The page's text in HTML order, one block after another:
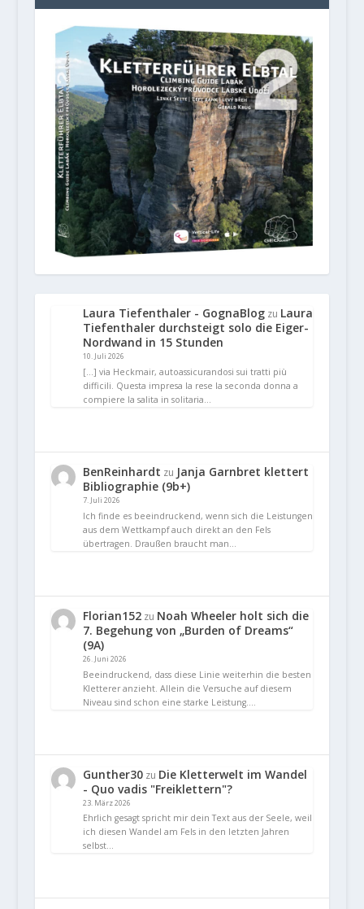
Laura Tiefenthaler - GognaBlogzu Laura
Tiefenthaler durchsteigt solo die Eiger-
Nordwand in 15 Stunden
10. Juli 2026
[…] via Heckmair, autoassicurandosi sui tratti più
difficili. Questa impresa la rese la seconda donna a
compiere la salita in solitaria…
BenReinhardt zu Janja Garnbret klettert
Bibliographie (9b+)
7. Juli 2026
Ich finde es beeindruckend, wenn sich die Leistungen
aus dem Wettkampf auch direkt an den Fels
übertragen. Draußen braucht man…
Florian152zu Noah Wheeler holt sich die
7. Begehung von „Burden of Dreams“
(9A)
26. Juni 2026
Beeindruckend, dass diese Linie weiterhin die besten
Kletterer anzieht. Allein die Versuche auf diesem
Niveau sind schon eine starke Leistung.…
Gunther30zu Die Kletterwelt im Wandel
- Quo vadis "Freiklettern"?
23. März 2026
Ehrlich gesagt spricht mir dein Text aus der Seele, weil
ich diesen Wandel am Fels in den letzten Jahren
selbst…